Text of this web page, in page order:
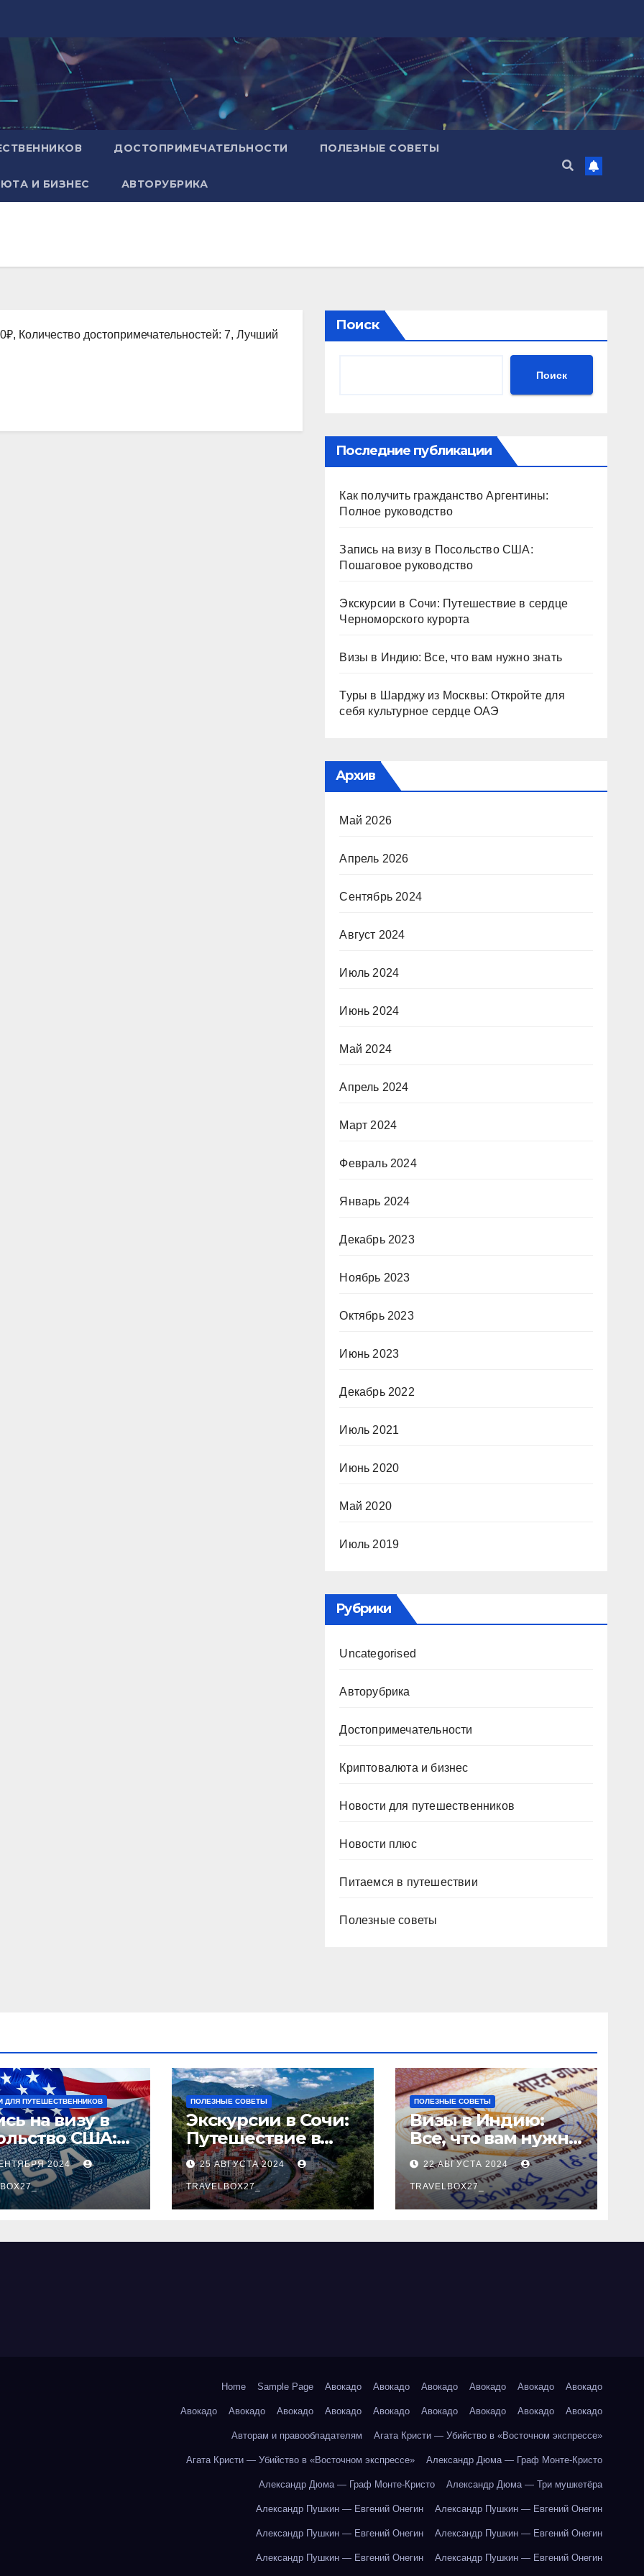
ДОСТОПРИМЕЧАТЕЛЬНОСТИ ПОЛЕЗНЫЕ СОВЕТЫ
И БИЗНЕС АВТОРУБРИКА
Количество достопримечательностей: 7, Лучший
Поиск
Поиск
Последние публикации
Как получить гражданство Аргентины:
Полное руководство
Запись на визу в Посольство США:
Пошаговое руководство
Экскурсии в Сочи: Путешествие в сердце
Черноморского курорта
Визы в Индию: Все, что вам нужно знать
Туры в Шарджу из Москвы: Откройте для
себя культурное сердце ОАЭ
Архив
Май 2026
Апрель 2026
Сентябрь 2024
Август 2024
Июль 2024
Июнь 2024
Май 2024
Апрель 2024
Март 2024
Февраль 2024
Январь 2024
Декабрь 2023
Ноябрь 2023
Октябрь 2023
Июнь 2023
Декабрь 2022
Июль 2021
Июнь 2020
Май 2020
Июль 2019
Рубрики
Uncategorised
Авторубрика
Достопримечательности
Криптовалюта и бизнес
Новости для путешественников
Новости плюс
Питаемся в путешествии
Полезные советы
ДЛЯ ПУТЕШЕСТВЕННИКОВ
на визу в
США:
2024
ПОЛЕЗНЫЕ СОВЕТЫ
Экскурсии в Сочи:
Путешествие в
сердце
Черноморского
курорта
25 АВГУСТА 2024
TRAVELBOX27_
ПОЛЕЗНЫЕ СОВЕТЫ
Визы в Индию:
Все, что вам нужно
знать
22 АВГУСТА 2024
TRAVELBOX27_
Home Sample Page Авокадо Авокадо Авокадо Авокадо Авокадо Авокадо
Авокадо Авокадо Авокадо Авокадо Авокадо Авокадо Авокадо Авокадо Авокадо
Авторам и правообладателям Агата Кристи — Убийство в «Восточном экспрессе»
Агата Кристи — Убийство в «Восточном экспрессе» Александр Дюма — Граф Монте-Кристо
Александр Дюма — Граф Монте-Кристо Александр Дюма — Три мушкетёра
Александр Пушкин — Евгений Онегин Александр Пушкин — Евгений Онегин
Александр Пушкин — Евгений Онегин Александр Пушкин — Евгений Онегин
Александр Пушкин — Евгений Онегин Александр Пушкин — Евгений Онегин